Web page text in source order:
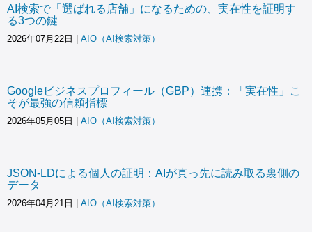
AI検索で「選ばれる店舗」になるための、実在性を証明す
る3つの鍵
2026年07月22日 AIO（AI検索対策）
Googleビジネスプロフィール（GBP）連携：「実在性」こ
そが最強の信頼指標
2026年05月05日 AIO（AI検索対策）
JSON-LDによる個人の証明：AIが真っ先に読み取る裏側の
データ
2026年04月21日 AIO（AI検索対策）